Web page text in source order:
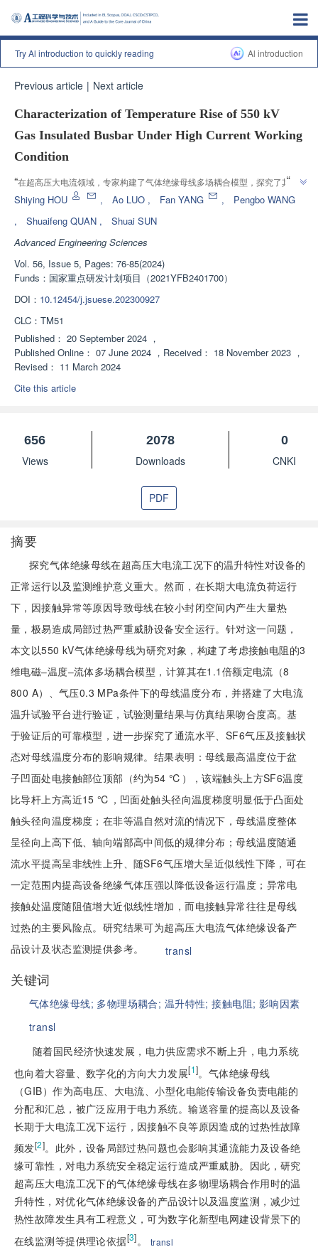
Try Al introduction to quickly reading Al introduction
Previous article | Next article
Characterization of Temperature Rise of 550 kV
Gas Insulated Busbar Under High Current Working
Condition
“在超高压大电流领域，专家构建了气体绝缘母线多场耦合模型，探究了其温
升特性，为设备设计及监测提供参考。
”
”
Shiying HOU , Ao LUO , Fan YANG ,
Pengbo WANG
,
Shuaifeng QUAN ,
Shuai SUN
Advanced Engineering Sciences
Vol. 56, Issue 5, Pages: 76-85(2024)
Funds： 国家重点研发计划项目（2021YFB2401700）
DOI： 10.12454/j.jsuese.202300927
CLC： TM51
Published： 20 September 2024 ，
Published Online： 07 June 2024 ， Received： 18 November 2023 ，
Revised： 11 March 2024
Cite this article
656
Views
2078
Downloads
0
CNKI
PDF
摘要
探究气体绝缘母线在超高压大电流工况下的温升特性对设备的
正常运行以及监测维护意义重大。然而，在长期大电流负荷运行
下，因接触异常等原因导致母线在较小封闭空间内产生大量热
量，极易造成局部过热严重威胁设备安全运行。针对这一问题，
本文以550 kV气体绝缘母线为研究对象，构建了考虑接触电阻的3
维电磁–温度–流体多场耦合模型，计算其在1.1倍额定电流（8
800 A）、气压0.3 MPa条件下的母线温度分布，并搭建了大电流
温升试验平台进行验证，试验测量结果与仿真结果吻合度高。基
于验证后的可靠模型，进一步探究了通流水平、SF6气压及接触状
态对母线温度分布的影响规律。结果表明：母线最高温度位于盆
子凹面处电接触部位顶部（约为54 ℃），该端触头上方SF6温度
比导杆上方高近15 ℃，凹面处触头径向温度梯度明显低于凸面处
触头径向温度梯度；在非等温自然对流的情况下，母线温度整体
呈径向上高下低、轴向端部高中间低的规律分布；母线温度随通
流水平提高呈非线性上升、随SF6气压增大呈近似线性下降，可在
一定范围内提高设备绝缘气体压强以降低设备运行温度；异常电
接触处温度随阻值增大近似线性增加，而电接触异常往往是母线
过热的主要风险点。研究结果可为超高压大电流气体绝缘设备产
品设计及状态监测提供参考。
transl
关键词
气体绝缘母线; 多物理场耦合; 温升特性;接触电阻; 影响因素
transl
随着国民经济快速发展，电力供应需求不断上升，电力系统
也向着大容量、数字化的方向大力发展[1]。气体绝缘母线
（GIB）作为高电压、大电流、小型化电能传输设备负责电能的
分配和汇总，被广泛应用于电力系统。输送容量的提高以及设备
长期于大电流工况下运行，因接触不良等原因造成的过热性故障
频发[2]。此外，设备局部过热问题也会影响其通流能力及设备绝
缘可靠性，对电力系统安全稳定运行造成严重威胁。因此，研究
超高压大电流工况下的气体绝缘母线在多物理场耦合作用时的温
升特性，对优化气体绝缘设备的产品设计以及温度监测，减少过
热性故障发生具有工程意义，可为数字化新型电网建设背景下的
在线监测等提供理论依据[3]。 transl